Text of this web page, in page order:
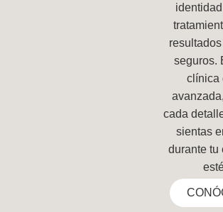
seguros.
clínica
cada
sientas
durante tu